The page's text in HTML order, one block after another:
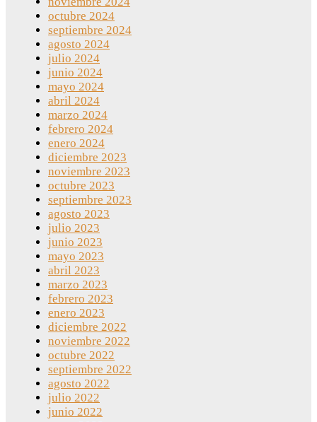
octubre 2024
septiembre 2024
agosto 2024
julio 2024
junio 2024
mayo 2024
abril 2024
marzo 2024
febrero 2024
enero 2024
diciembre 2023
noviembre 2023
octubre 2023
septiembre 2023
agosto 2023
julio 2023
junio 2023
mayo 2023
abril 2023
marzo 2023
febrero 2023
enero 2023
diciembre 2022
noviembre 2022
octubre 2022
septiembre 2022
agosto 2022
julio 2022
junio 2022